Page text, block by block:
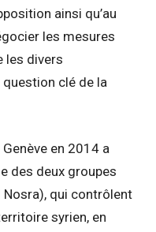
ainsi qu’au
les mesures
les divers
clé de la
en 2014 a
des deux groupes
qui contrôlent
syrien, en